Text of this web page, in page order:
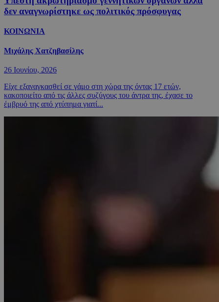
δεν αναγνωρίστηκε ως πολιτικός πρόσφυγας
ΚΟΙΝΩΝΙΑ
Μιχάλης Χατζηβασίλης
26 Ιουνίου, 2026
Είχε εξαναγκασθεί σε γάμο στη χώρα της όντας 17 ετών,
κακοποιείτο από τις άλλες συζύγους του άντρα της, έχασε το
έμβρυό της από χτύπημα γιατί...